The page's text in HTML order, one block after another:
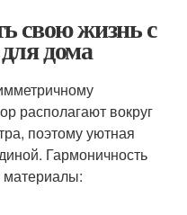
свою жизнь с
дома
располагают вокруг
поэтому уютная
Гармоничность
материалы: